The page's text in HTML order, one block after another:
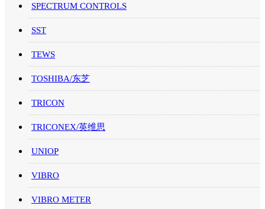
SPECTRUM CONTROLS
SST
TEWS
TOSHIBA/东芝
TRICON
TRICONEX/英维思
UNIOP
VIBRO
VIBRO METER